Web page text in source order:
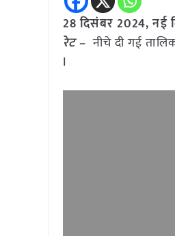
28 दिसंबर 2024, नई
रेट –नीचे दी गई
I